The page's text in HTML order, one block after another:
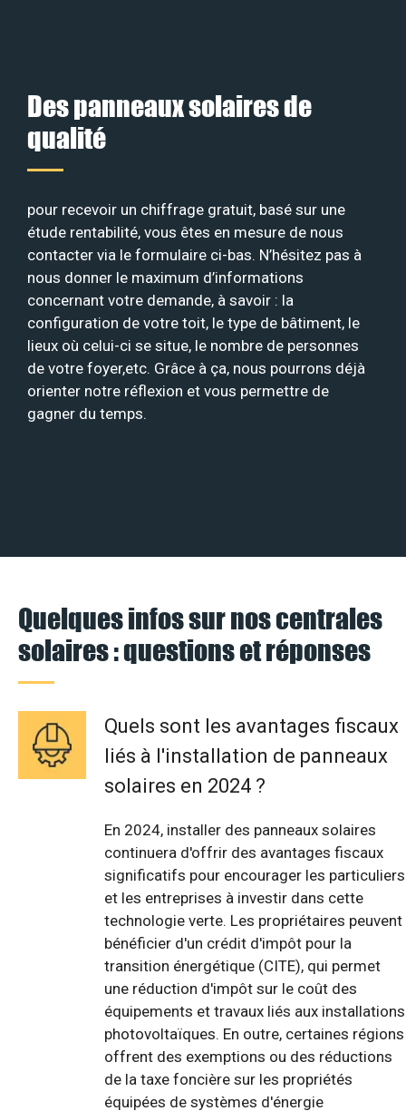
Des panneaux solaires de
qualité
pour recevoir un chiffrage gratuit, basé sur une
étude rentabilité, vous êtes en mesure de nous
contacter via le formulaire ci-bas. N’hésitez pas à
nous donner le maximum d’informations
concernant votre demande, à savoir : la
configuration de votre toit, le type de bâtiment, le
lieux où celui-ci se situe, le nombre de personnes
de votre foyer,etc. Grâce à ça, nous pourrons déjà
orienter notre réflexion et vous permettre de
gagner du temps.
Quelques infos sur nos centrales
solaires : questions et réponses
Quels sont les avantages fiscaux
liés à l'installation de panneaux
solaires en 2024 ?
En 2024, installer des panneaux solaires
continuera d'offrir des avantages fiscaux
significatifs pour encourager les particuliers
et les entreprises à investir dans cette
technologie verte. Les propriétaires peuvent
bénéficier d'un crédit d'impôt pour la
transition énergétique (CITE), qui permet
une réduction d'impôt sur le coût des
équipements et travaux liés aux installations
photovoltaïques. En outre, certaines régions
offrent des exemptions ou des réductions
de la taxe foncière sur les propriétés
équipées de systèmes d'énergie